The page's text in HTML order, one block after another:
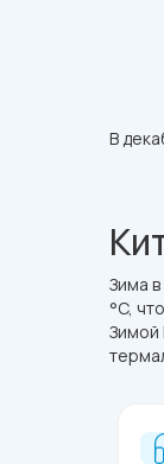
В
Зима
°C,
Зимой